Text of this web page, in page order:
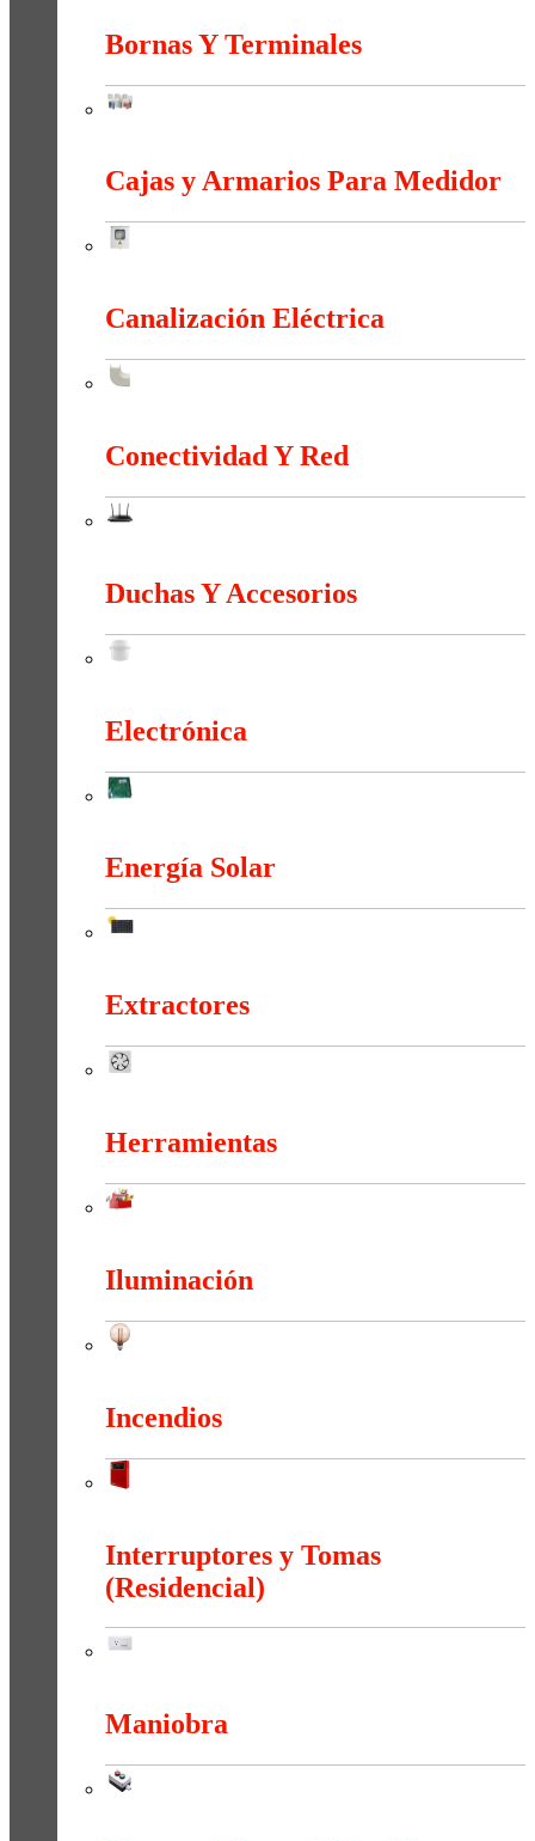
Bornas Y Terminales
Cajas y Armarios Para Medidor
Canalización Eléctrica
Conectividad Y Red
Duchas Y Accesorios
Electrónica
Energía Solar
Extractores
Herramientas
Iluminación
Incendios
Interruptores y Tomas
(Residencial)
Maniobra